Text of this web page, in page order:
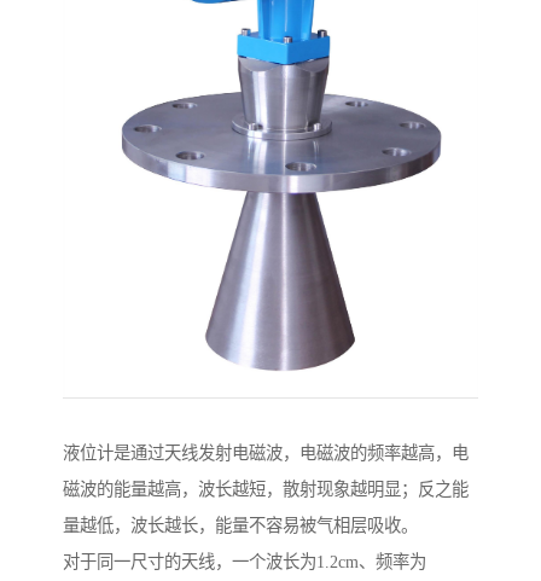
液位计是通过天线发射电磁波，电磁波的频率越高，电
磁波的能量越高，波长越短，散射现象越明显；反之能
量越低，波长越长，能量不容易被气相层吸收。
对于同一尺寸的天线，一个波长为1.2cm、频率为